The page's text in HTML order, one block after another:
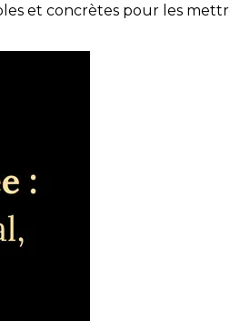
et concrètes pour les